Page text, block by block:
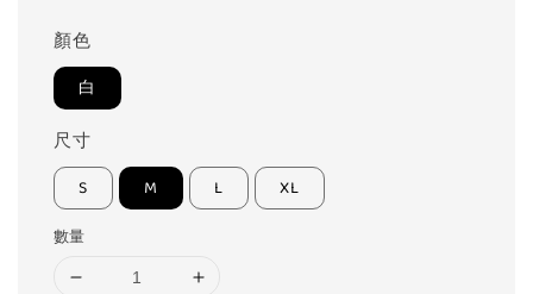
顏色
白
尺寸
S M L XL
數量